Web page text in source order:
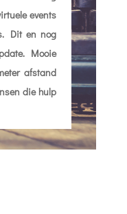
events
Dit en nog
Mooie
afstand
die hulp